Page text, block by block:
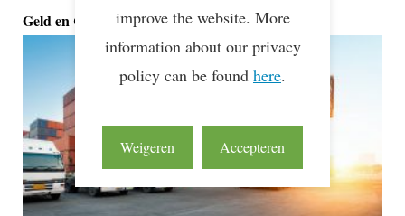
Geld en CO2 besparen in de praktijk
improve the website. More
information about our privacy
policy can be found here.
Weigeren Accepteren